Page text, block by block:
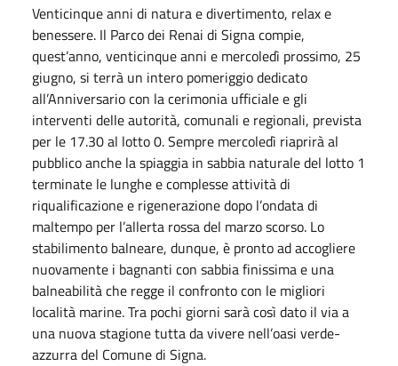
Venticinque anni di natura e divertimento, relax e
benessere. Il Parco dei Renai di Signa compie,
quest’anno, venticinque anni e mercoledì prossimo, 25
giugno, si terrà un intero pomeriggio dedicato
all’Anniversario con la cerimonia ufficiale e gli
interventi delle autorità, comunali e regionali, prevista
per le 17.30 al lotto 0. Sempre mercoledì riaprirà al
pubblico anche la spiaggia in sabbia naturale del lotto 1
terminate le lunghe e complesse attività di
riqualificazione e rigenerazione dopo l’ondata di
maltempo per l’allerta rossa del marzo scorso. Lo
stabilimento balneare, dunque, è pronto ad accogliere
nuovamente i bagnanti con sabbia finissima e una
balneabilità che regge il confronto con le migliori
località marine. Tra pochi giorni sarà così dato il via a
una nuova stagione tutta da vivere nell’oasi verde-
azzurra del Comune di Signa.